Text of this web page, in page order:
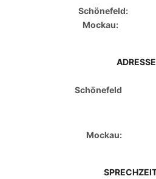
Schönefeld:
Mockau:
ADRESSE
Schönefeld
Mockau: